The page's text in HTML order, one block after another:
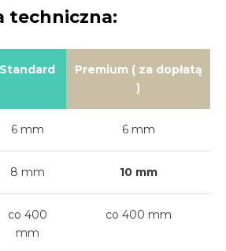
techniczna:
Standard
Premium ( za dopłatą
)
6 mm 6 mm
8 mm 10 mm
co 400
mm
co 400 mm